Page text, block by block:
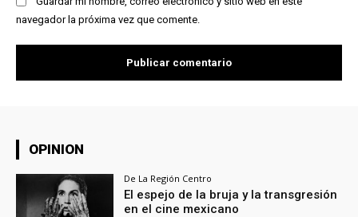
navegador la próxima vez que comente.
OPINION
De La Región Centro
El espejo de la bruja y la transgresión
en el cine mexicano